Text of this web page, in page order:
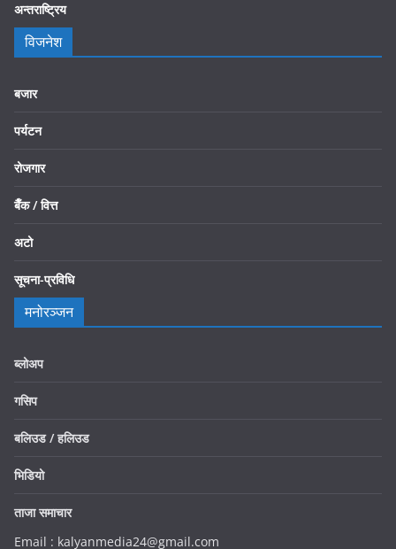
अन्तराष्ट्रिय
विजनेश
बजार
पर्यटन
रोजगार
बैँक / वित्त
अटो
सूचना-प्रविधि
मनोरञ्जन
ब्लोअप
गसिप
बलिउड / हलिउड
भिडियो
ताजा समाचार
Email : kalyanmedia24@gmail.com